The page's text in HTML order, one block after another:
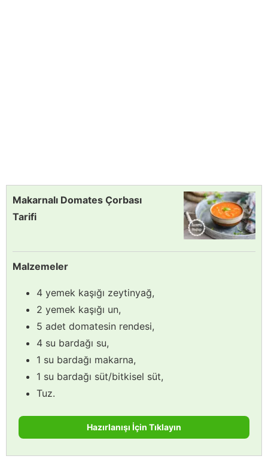
Makarnalı Domates Çorbası
Tarifi
Malzemeler
4 yemek kaşığı zeytinyağ,
2 yemek kaşığı un,
5 adet domatesin rendesi,
4 su bardağı su,
1 su bardağı makarna,
1 su bardağı süt/bitkisel süt,
Tuz.
Hazırlanışı İçin Tıklayın